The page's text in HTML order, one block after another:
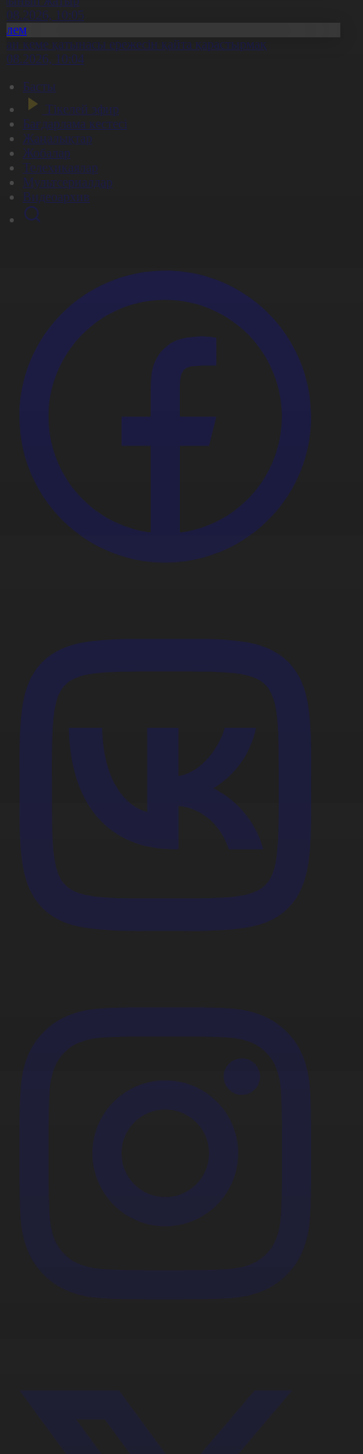
10:05
кеме қатынасы ережесін қайта қарастырмақ
10:04
Басты
Тікелей эфир
Бағдарлама кестесі
Жаңалықтар
Жобалар
Телехикаялар
Мультсериалдар
Видеоархив